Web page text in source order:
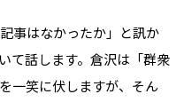
はなかったか」と訊か
て話します。倉沢は「群衆
一笑に伏しますが、そん